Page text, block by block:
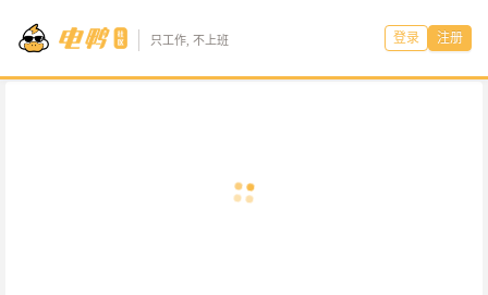
只工作, 不上班 登录 注册